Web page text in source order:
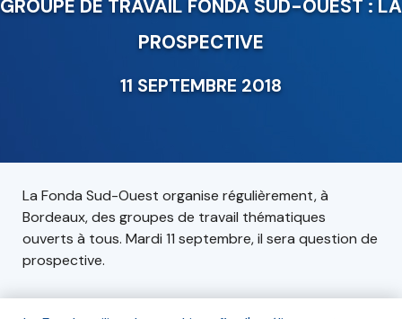
GROUPE DE TRAVAIL FONDA SUD-OUEST : LA
PROSPECTIVE
11 SEPTEMBRE 2018
La Fonda Sud-Ouest organise régulièrement, à
Bordeaux, des groupes de travail thématiques
ouverts à tous. Mardi 11 septembre, il sera question de
prospective.